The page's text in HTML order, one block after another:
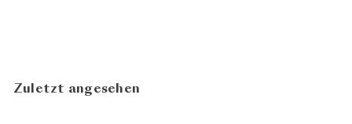
Zuletzt angesehen